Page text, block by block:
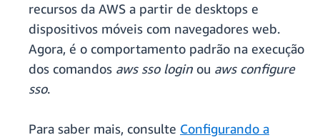
recursos da AWS a partir de desktops e
dispositivos móveis com navegadores web.
Agora, é o comportamento padrão na execução
dos comandos aws sso login ou aws configure
sso.
Para saber mais, consulte Configurando a